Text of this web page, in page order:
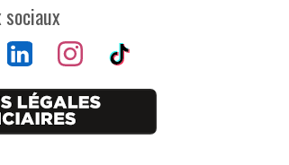
sociaux